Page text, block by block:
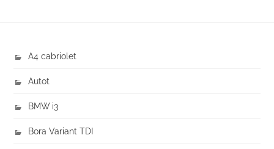
A4 cabriolet
Autot
BMW i3
Bora Variant TDI